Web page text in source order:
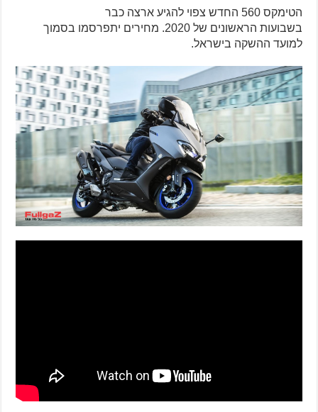
הטימקס 560 החדש צפוי להגיע ארצה כבר
בשבועות הראשונים של 2020. מחירים יתפרסמו בסמוך
למועד ההשקה בישראל.